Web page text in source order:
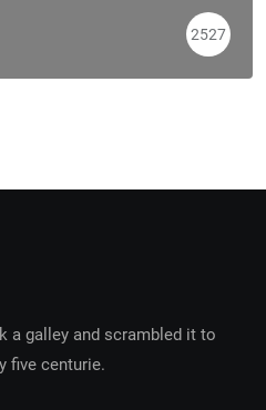
2527
a galley and scrambled it to
five centurie.